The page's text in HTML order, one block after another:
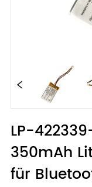
LP-
350mAh
für